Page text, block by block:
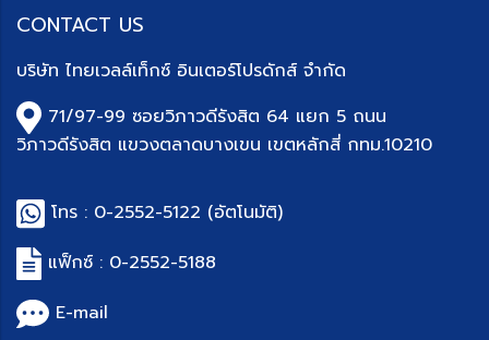
CONTACT US
บริษัท ไทยเวลล์เท็กซ์ อินเตอร์โปรดักส์ จำกัด
71/97-99 ซอยวิภาวดีรังสิต 64 แยก 5 ถนน
วิภาวดีรังสิต แขวงตลาดบางเขน เขตหลักสี่ กทม.10210
โทร : 0-2552-5122 (อัตโนมัติ)
แฟ็กซ์ : 0-2552-5188
E-mail